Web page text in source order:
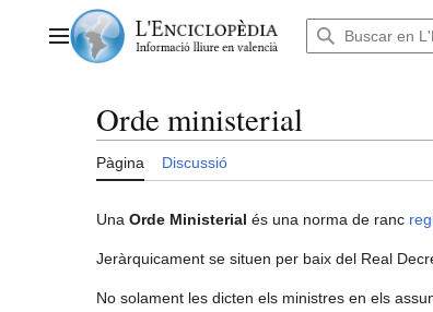
contingutMenú principal
Orde ministerial
Pàgina Discussió
Una Orde Ministerial és una norma de ranc
Jeràrquicament se situen per baix del Real
No solament les dicten els ministres en els